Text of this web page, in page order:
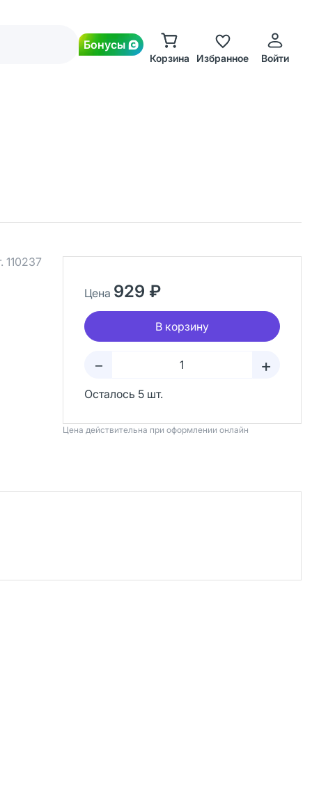
Бонусы
Корзина Избранное Войти
110237
Цена 929 ₽
В корзину
– +
Осталось 5 шт.
Цена действительна при оформлении онлайн